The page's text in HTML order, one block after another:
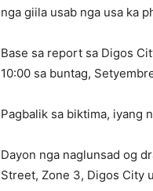
nga giila usab nga usa ka
Base sa report sa Digos
10:00 sa buntag,
Pagbalik sa biktima, iyang
Dayon nga naglunsad og
Street, Zone 3, Digos City